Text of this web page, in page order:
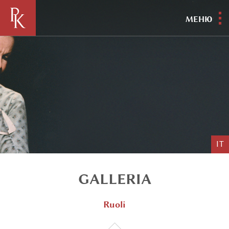
МЕНЮ
IT
GALLERIA
Ruoli